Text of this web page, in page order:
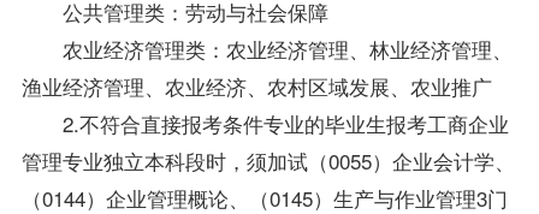
公共管理类：劳动与社会保障
农业经济管理类：农业经济管理、林业经济管理、
渔业经济管理、农业经济、农村区域发展、农业推广
2.不符合直接报考条件专业的毕业生报考工商企业
管理专业独立本科段时，须加试（0055）企业会计学、
（0144） 企业管理概论、（0145） 生产与作业管理3门